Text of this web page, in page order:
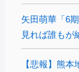
矢田萌華「6
見れば誰もが
【悲報】熊